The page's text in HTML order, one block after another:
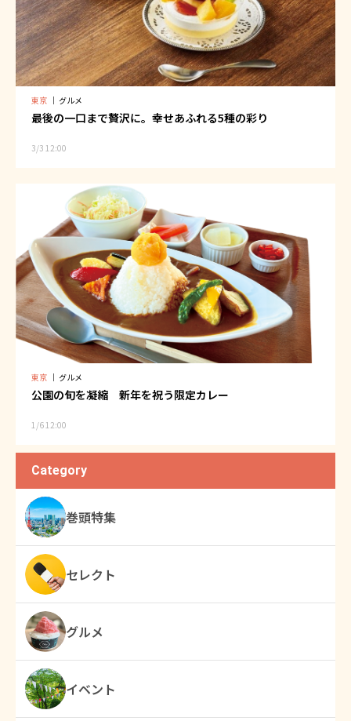
東京 ｜ グルメ
最後の一口まで贅沢に。幸せあふれる5種の彩り
3/3 12:00
東京 ｜ グルメ
公園の旬を凝縮 新年を祝う限定カレー
1/6 12:00
Category
巻頭特集
セレクト
グルメ
イベント